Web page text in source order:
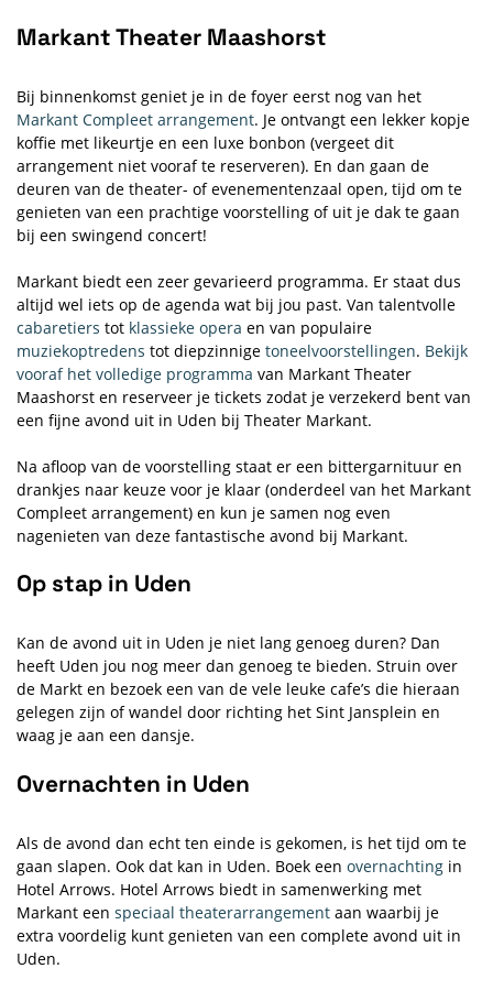
Markant Theater Maashorst
Bij binnenkomst geniet je in de foyer eerst nog van het
Markant Compleet arrangement. Je ontvangt een lekker kopje
koffie met likeurtje en een luxe bonbon (vergeet dit
arrangement niet vooraf te reserveren). En dan gaan de
deuren van de theater- of evenementenzaal open, tijd om te
genieten van een prachtige voorstelling of uit je dak te gaan
bij een swingend concert!
Markant biedt een zeer gevarieerd programma. Er staat dus
altijd wel iets op de agenda wat bij jou past. Van talentvolle
cabaretiers tot klassieke opera en van populaire
muziekoptredens tot diepzinnige toneelvoorstellingen. Bekijk
vooraf het volledige programma van Markant Theater
Maashorst en reserveer je tickets zodat je verzekerd bent van
een fijne avond uit in Uden bij Theater Markant.
Na afloop van de voorstelling staat er een bittergarnituur en
drankjes naar keuze voor je klaar (onderdeel van het Markant
Compleet arrangement) en kun je samen nog even
nagenieten van deze fantastische avond bij Markant.
Op stap in Uden
Kan de avond uit in Uden je niet lang genoeg duren? Dan
heeft Uden jou nog meer dan genoeg te bieden. Struin over
de Markt en bezoek een van de vele leuke cafe’s die hieraan
gelegen zijn of wandel door richting het Sint Jansplein en
waag je aan een dansje.
Overnachten in Uden
Als de avond dan echt ten einde is gekomen, is het tijd om te
gaan slapen. Ook dat kan in Uden. Boek een overnachting in
Hotel Arrows. Hotel Arrows biedt in samenwerking met
Markant een speciaal theaterarrangement aan waarbij je
extra voordelig kunt genieten van een complete avond uit in
Uden.